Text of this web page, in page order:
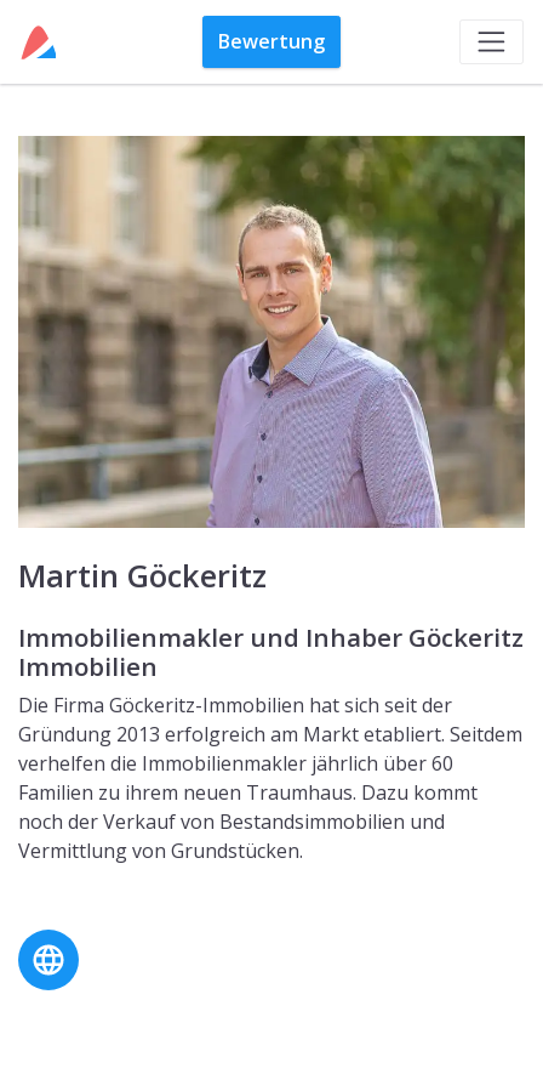
Bewertung
Martin Göckeritz
Immobilienmakler und Inhaber Göckeritz
Immobilien
Die Firma Göckeritz-Immobilien hat sich seit der
Gründung 2013 erfolgreich am Markt etabliert. Seitdem
verhelfen die Immobilienmakler jährlich über 60
Familien zu ihrem neuen Traumhaus. Dazu kommt
noch der Verkauf von Bestandsimmobilien und
Vermittlung von Grundstücken.